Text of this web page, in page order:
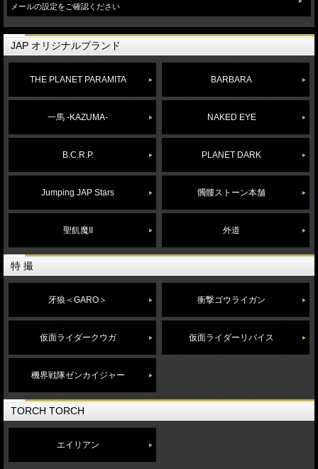
メールの設定をご確認ください
JAP オリジナルブランド
THE PLANET PARAMITA BARBARA
一馬 -KAZUMA- NAKED EYE
B.C.R.P. PLANET DARK
Jumping JAP Stars 髑髏ストーン本舗
聖飢魔II 外道
特 撮
牙狼＜GARO＞ 衝撃ゴウライガン
仮面ライダークウガ 仮面ライダーリバイス
機界戦隊ゼンカイジャー
TORCH TORCH
エイリアン